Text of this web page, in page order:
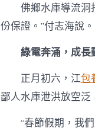
佛鄉水庫導流洞
份保證。”付志海說。
綠電奔涌，成長
正月初六，江包
鄙人水庫泄洪放空泛
“春節假期，我